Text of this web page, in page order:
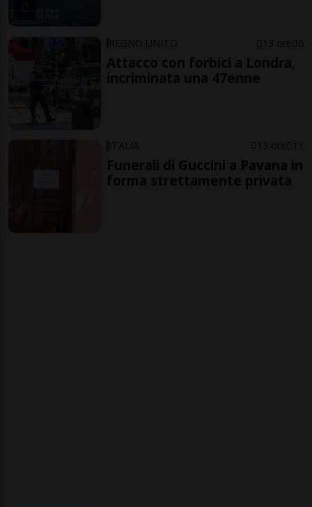
REGNO UNITO 13 ore 6
Attacco con forbici a Londra,
incriminata una 47enne
ITALIA 13 ore 11
Funerali di Guccini a Pavana in
forma strettamente privata